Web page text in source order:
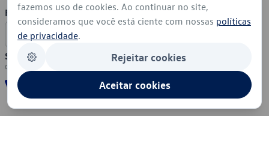
Formas de Pagamento
Segurança
fazemos uso de cookies. Ao continuar no site,
consideramos que você está ciente com nossas políticas
de privacidade.
Rejeitar cookies
Aceitar cookies